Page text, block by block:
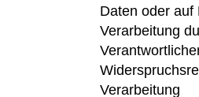
Daten oder auf
Verarbeitung
Verarbeitung